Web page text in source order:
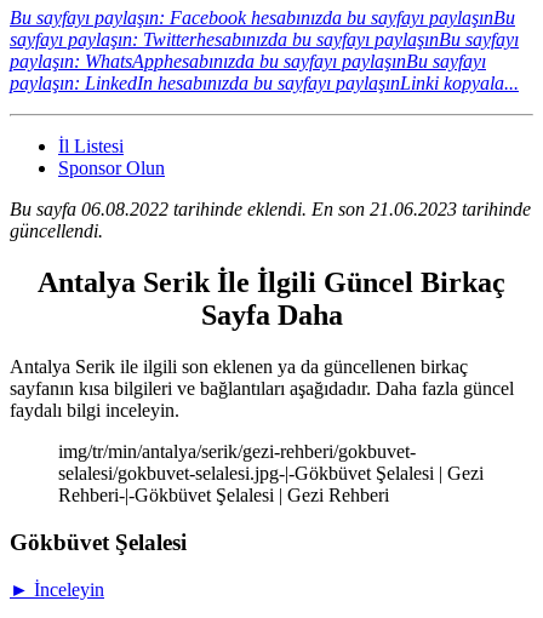
Bu sayfayı paylaşın: Facebook hesabınızda bu sayfayı paylaşınBu
sayfayı paylaşın: Twitterhesabınızda bu sayfayı paylaşınBu sayfayı
paylaşın: WhatsApphesabınızda bu sayfayı paylaşınBu sayfayı
paylaşın: LinkedIn hesabınızda bu sayfayı paylaşınLinki kopyala...
İl Listesi
Sponsor Olun
Bu sayfa 06.08.2022 tarihinde eklendi. En son 21.06.2023 tarihinde
güncellendi.
Antalya Serik İle İlgili Güncel Birkaç
Sayfa Daha
Antalya Serik ile ilgili son eklenen ya da güncellenen birkaç
sayfanın kısa bilgileri ve bağlantıları aşağıdadır. Daha fazla güncel
faydalı bilgi inceleyin.
img/tr/min/antalya/serik/gezi-rehberi/gokbuvet-
selalesi/gokbuvet-selalesi.jpg-|-Gökbüvet Şelalesi | Gezi
Rehberi-|-Gökbüvet Şelalesi | Gezi Rehberi
Gökbüvet Şelalesi
► İnceleyin